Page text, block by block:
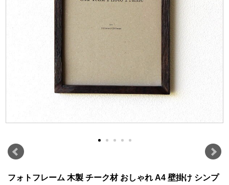
フォトフレーム 木製 チーク材 おしゃれ A4 壁掛け シンプ